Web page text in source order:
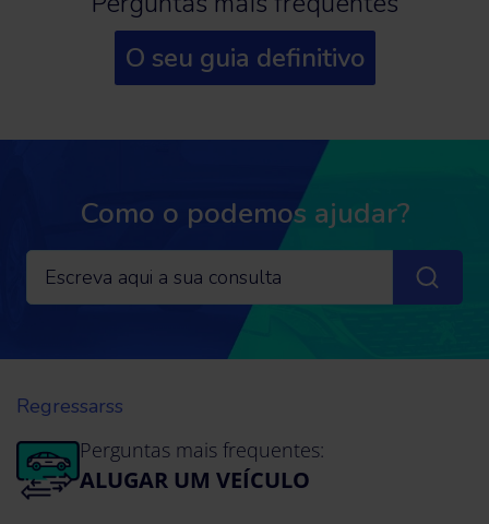
O seu guia definitivo
Como o podemos ajudar?
Regressarss
Perguntas mais frequentes:
ALUGAR UM VEÍCULO